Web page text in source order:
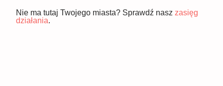
Nie ma tutaj Twojego miasta? Sprawdź nasz zasięg
działania.